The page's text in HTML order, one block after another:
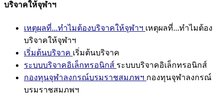
บริจาคให้จุฬาฯ
เหตุผลที่...ทำไมต้องบริจาคให้จุฬาฯ เหตุผลที่...ทำไมต้อง
บริจาคให้จุฬาฯ
เริ่มต้นบริจาค เริ่มต้นบริจาค
ระบบบริจาคอิเล็กทรอนิกส์ ระบบบริจาคอิเล็กทรอนิกส์
กองทุนจุฬาลงกรณ์บรมราชสมภพฯ กองทุนจุฬาลงกรณ์
บรมราชสมภพฯ